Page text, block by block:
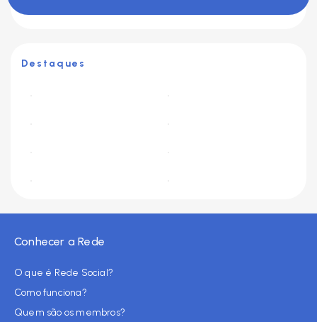
Destaques
Conhecer a Rede
O que é Rede Social?
Como funciona?
Quem são os membros?